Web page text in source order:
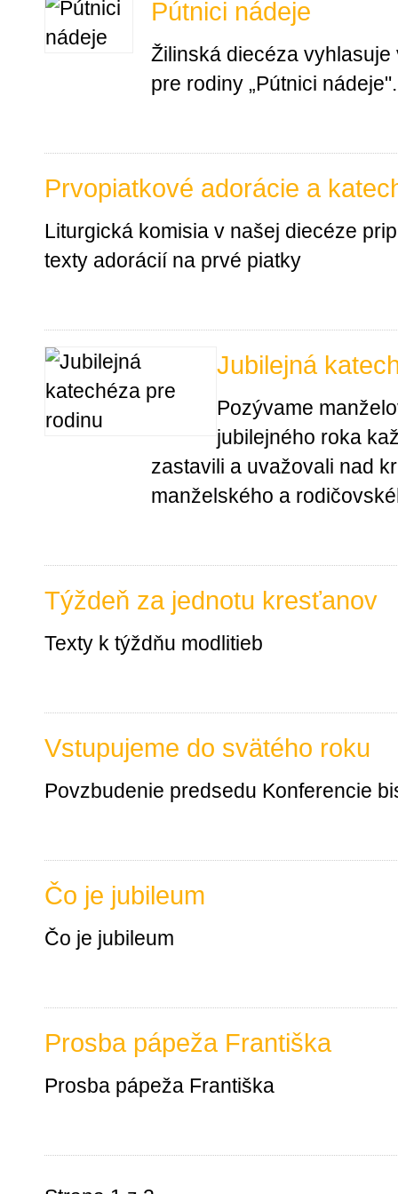
Pútnici nádeje
Žilinská diecéza
pre rodiny „Pútnici
Prvopiatkové adorácie a
Liturgická komisia v našej diecéze
texty adorácií na prvé piatky
Jubilejná
Pozývame
jubilejného roka
zastavili a uvažovali nad
manželského a
Týždeň za jednotu kresťanov
Texty k týždňu modlitieb
Vstupujeme do svätého roku
Povzbudenie predsedu Konferencie
Čo je jubileum
Čo je jubileum
Prosba pápeža Františka
Prosba pápeža Františka